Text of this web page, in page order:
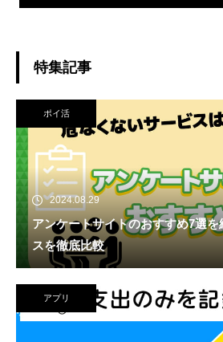
特集記事
ポイ活
2024.08.29
アンケートサイトのおすすめ7選
スを徹底比較
アプリ